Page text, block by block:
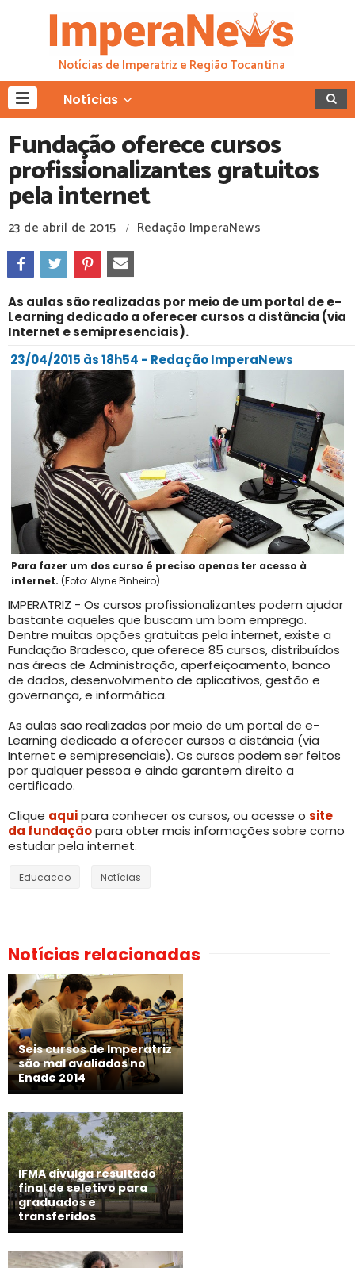
Notícias de Imperatriz e Região Tocantina
Notícias
Fundação oferece cursos
profissionalizantes gratuitos
pela internet
23 de abril de 2015 / Redação ImperaNews
As aulas são realizadas por meio de um portal de e-
Learning dedicado a oferecer cursos a distância (via
Internet e semipresenciais).
23/04/2015 às 18h54 - Redação ImperaNews
Para fazer um dos curso é preciso apenas ter acesso à
internet. (Foto: Alyne Pinheiro)
IMPERATRIZ - Os cursos profissionalizantes podem ajudar
bastante aqueles que buscam um bom emprego.
Dentre muitas opções gratuitas pela internet, existe a
Fundação Bradesco, que oferece 85 cursos, distribuídos
nas áreas de Administração, aperfeiçoamento, banco
de dados, desenvolvimento de aplicativos, gestão e
governança, e informática.
As aulas são realizadas por meio de um portal de e-
Learning dedicado a oferecer cursos a distância (via
Internet e semipresenciais). Os cursos podem ser feitos
por qualquer pessoa e ainda garantem direito a
certificado.
Clique aquipara conhecer os cursos, ou acesse o site
da fundaçãopara obter mais informações sobre como
estudar pela internet.
Educacao Notícias
Notícias relacionadas
Seis cursos de Imperatriz
são mal avaliados no
Enade 2014
IFMA divulga resultado
final de seletivo para
graduados e
transferidos